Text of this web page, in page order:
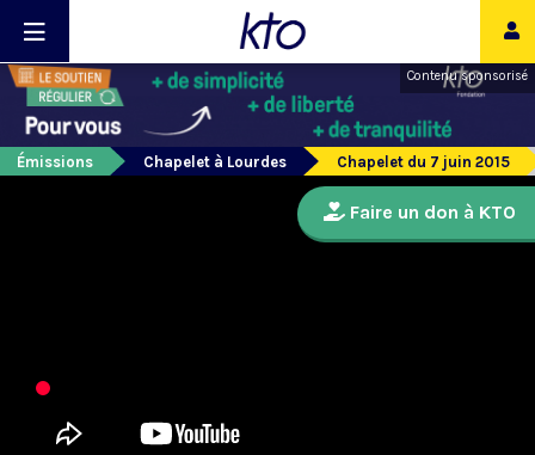
Contenu sponsorisé
Émissions Chapelet à Lourdes Chapelet du 7 juin 2015
Faire un don à KTO